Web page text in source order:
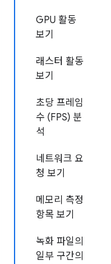
GPU 활동
보기
래스터 활동
보기
초당 프레임
수 (FPS) 분
석
네트워크 요
청 보기
메모리 측정
항목 보기
녹화 파일의
일부 구간의